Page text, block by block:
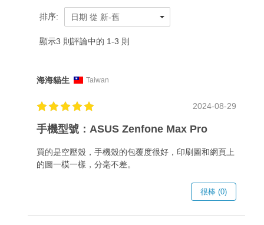
排序: 日期 從 新-舊
顯示3 則評論中的 1-3 則
海海貓生 Taiwan
2024-08-29
手機型號：ASUS Zenfone Max Pro
買的是空壓殼，手機殼的包覆度很好，印刷圖和網頁上
的圖一模一樣，分毫不差。
很棒 (0)